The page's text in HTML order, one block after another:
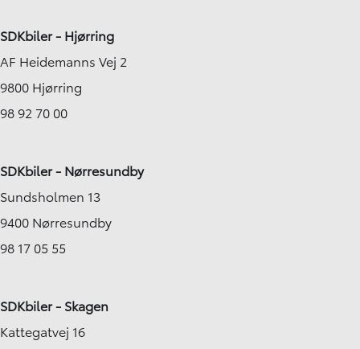
SDKbiler - Hjørring
AF Heidemanns Vej 2
9800 Hjørring
98 92 70 00
SDKbiler - Nørresundby
Sundsholmen 13
9400 Nørresundby
98 17 05 55
SDKbiler - Skagen
Kattegatvej 16